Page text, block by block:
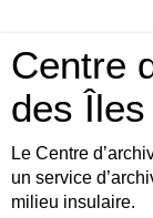
Centre
des Îles
Le Centre
un service
milieu insulaire.